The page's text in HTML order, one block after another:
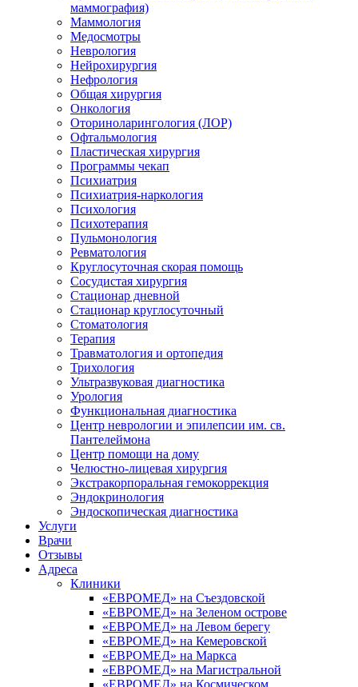
маммография)
Маммология
Медосмотры
Неврология
Нейрохирургия
Нефрология
Общая хирургия
Онкология
Оториноларингология (ЛОР)
Офтальмология
Пластическая хирургия
Программы чекап
Психиатрия
Психиатрия-наркология
Психология
Психотерапия
Пульмонология
Ревматология
Круглосуточная скорая помощь
Сосудистая хирургия
Стационар дневной
Стационар круглосуточный
Стоматология
Терапия
Травматология и ортопедия
Трихология
Ультразвуковая диагностика
Урология
Функциональная диагностика
Центр неврологии и эпилепсии им. св.
Пантелеймона
Центр помощи на дому
Челюстно-лицевая хирургия
Экстракорпоральная гемокоррекция
Эндокринология
Эндоскопическая диагностика
Услуги
Врачи
Отзывы
Адреса
Клиники
«ЕВРОМЕД» на Съездовской
«ЕВРОМЕД» на Зеленом острове
«ЕВРОМЕД» на Левом берегу
«ЕВРОМЕД» на Кемеровской
«ЕВРОМЕД» на Маркса
«ЕВРОМЕД» на Магистральной
«ЕВРОМЕД» на Космическом